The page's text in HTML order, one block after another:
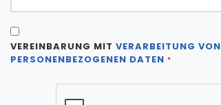
VEREINBARUNG MIT VERARBEITUNG VON
PERSONENBEZOGENEN DATEN *